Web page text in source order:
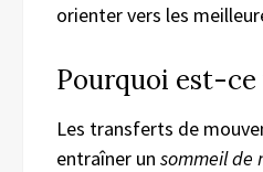
orienter vers les
Pourquoi est-ce
Les transferts de
entraîner un sommeil de